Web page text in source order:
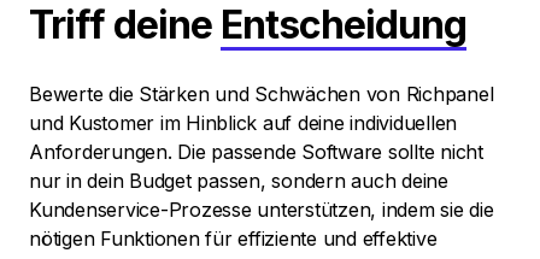
Triff deine Entscheidung
Bewerte die Stärken und Schwächen von Richpanel
und Kustomer im Hinblick auf deine individuellen
Anforderungen. Die passende Software sollte nicht
nur in dein Budget passen, sondern auch deine
Kundenservice-Prozesse unterstützen, indem sie die
nötigen Funktionen für effiziente und effektive